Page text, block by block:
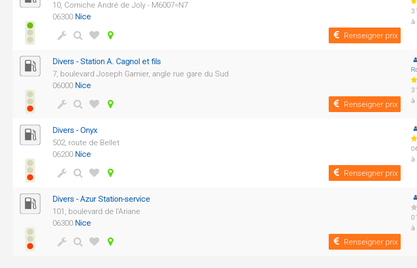
10, Corniche André de Joly - M6007=N7
06300 Nice
Renseigner prix
à
Divers - Station A. Cagnol et fils
7, boulevard Joseph Garnier, angle rue gare du Sud
06000 Nice
Renseigner prix
à
Divers - Onyx
502, route de Bellet
06200 Nice
Renseigner prix
à
Divers - Azur Station-service
101, boulevard de l'Ariane
06300 Nice
Renseigner prix
à